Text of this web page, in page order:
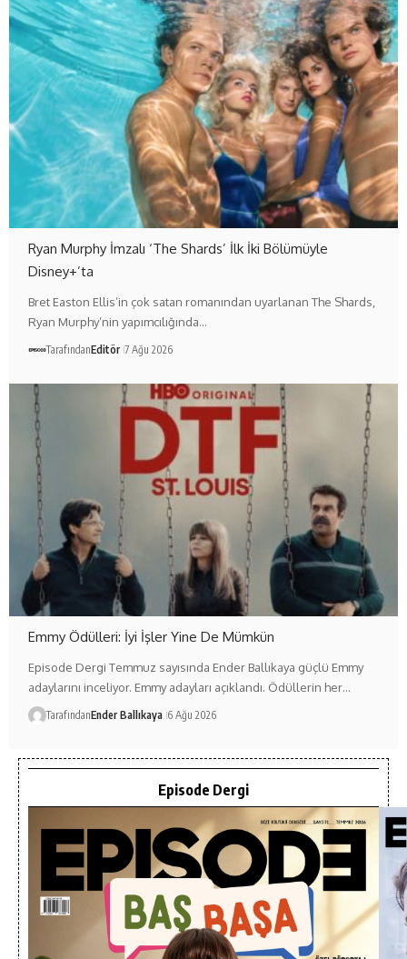
Ryan Murphy İmzalı ‘The Shards’ İlk İki Bölümüyle
Disney+’ta
Bret Easton Ellis’in çok satan romanından uyarlanan The Shards,
Ryan Murphy’nin yapımcılığında…
TarafındanEditör 7 Ağu 2026
Emmy Ödülleri: İyi İşler Yine De Mümkün
Episode Dergi Temmuz sayısında Ender Ballıkaya güçlü Emmy
adaylarını inceliyor. Emmy adayları açıklandı. Ödüllerin her…
TarafındanEnder Ballıkaya 6 Ağu 2026
Episode Dergi